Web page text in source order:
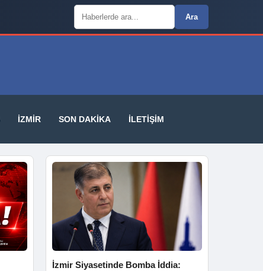
Arama:
Ara
İZMIR SON DAKIKA İLETIŞIM
İzmir Siyasetinde Bomba İddia: